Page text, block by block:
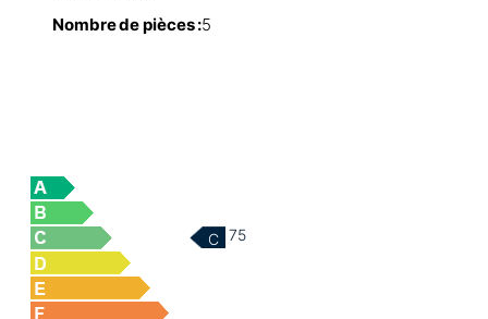
Nombre de pièces :5
C 75